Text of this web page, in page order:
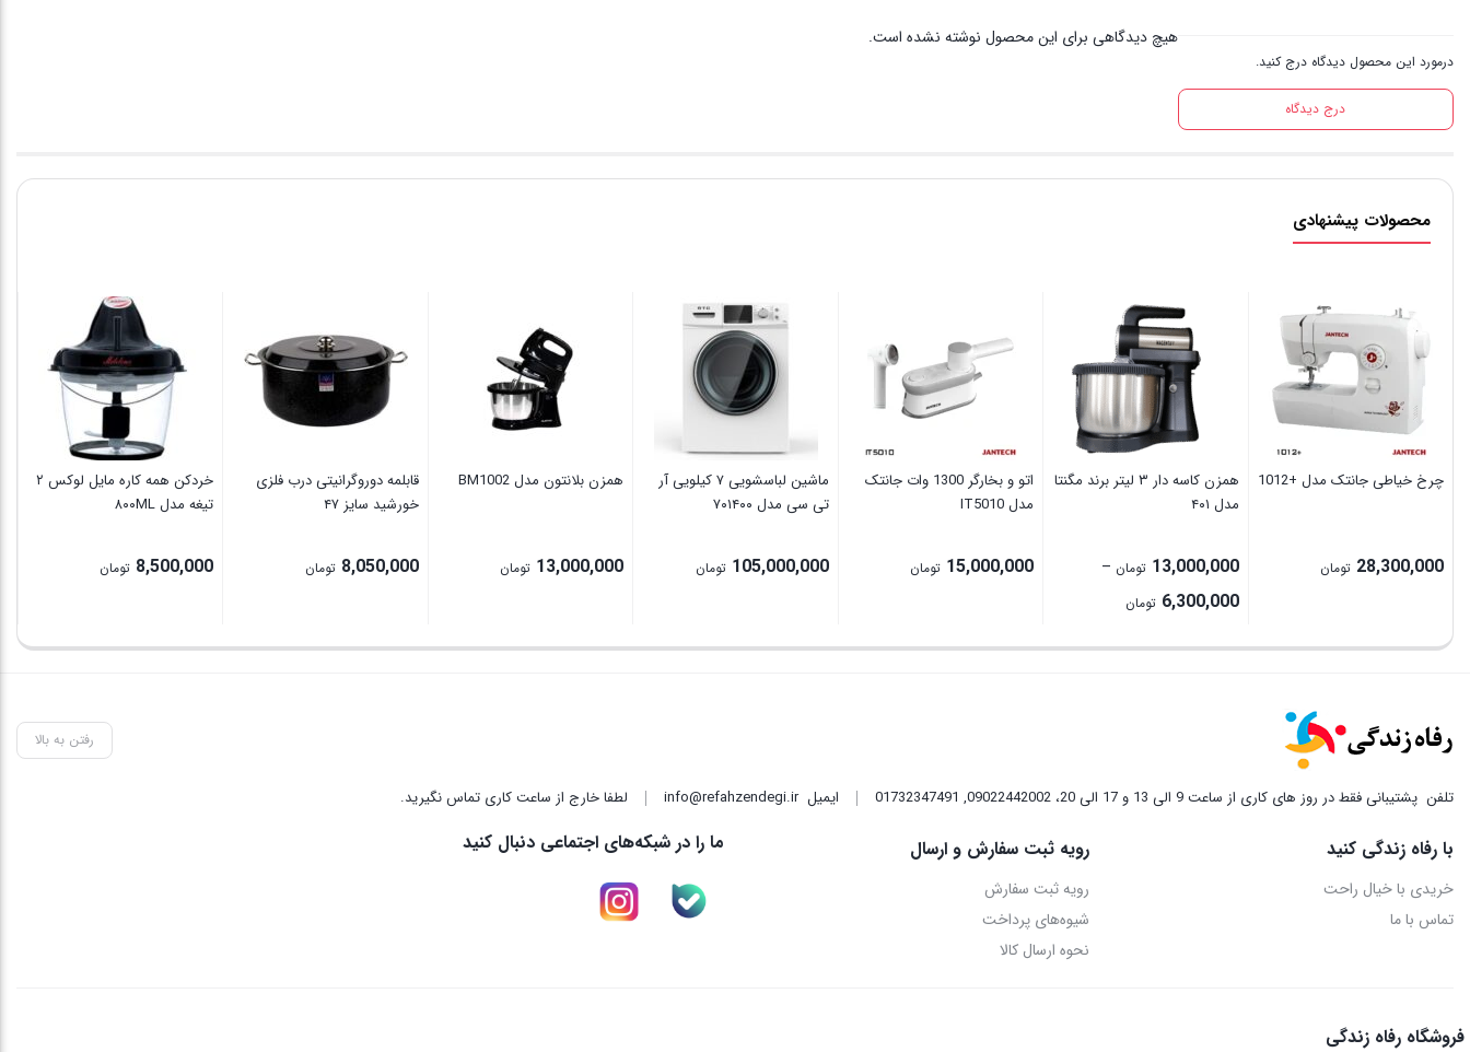
درمورد این محصول دیدگاه درج کنید.
درج دیدگاه
هیچ دیدگاهی برای این محصول نوشته نشده است.
محصولات پیشنهادی
چرخ خیاطی جانتک مدل +1012
28,300,000 تومان
همزن کاسه دار ۳ لیتر برند مگنتا
مدل ۴۰۱
13,000,000 تومان –
6,300,000 تومان
اتو و بخارگر 1300 وات جانتک
مدل IT5010
15,000,000 تومان
ماشین لباسشویی ۷ کیلویی آر
تی سی مدل ۷۰۱۴۰۰
105,000,000 تومان
ھمزن بلانتون مدل BM1002
13,000,000 تومان
قابلمه دوروگرانیتی درب فلزی
خورشید سایز ۴۷
8,050,000 تومان
خردکن همه کاره مایل لوکس ۲
تیغه مدل ۸۰۰ML
8,500,000 تومان
رفتن به بالا
تلفن پشتیبانی فقط در روز های کاری از ساعت 9 الی 13 و 17 الی 20، 09022442002 ,
01732347491 ایمیلinfo@refahzendegi.ir لطفا خارج از ساعت کاری تماس نگیرید.
با رفاه زندگی کنید
خریدی با خیال راحت
تماس با ما
رویه ثبت سفارش و ارسال
رویه ثبت سفارش
شیوه‌های پرداخت
نحوه ارسال کالا
ما را در شبکه‌های اجتماعی دنبال کنید
فروشگاه رفاه زندگی